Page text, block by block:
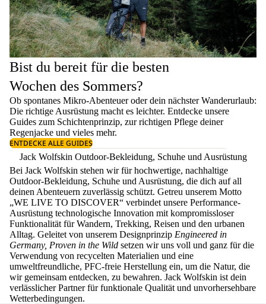
Bist du bereit für die besten
Wochen des Sommers?
Ob spontanes Mikro-Abenteuer oder dein nächster Wanderurlaub:
Die richtige Ausrüstung macht es leichter. Entdecke unsere
Guides zum Schichtenprinzip, zur richtigen Pflege deiner
Regenjacke und vieles mehr.
ENTDECKE ALLE GUIDES
Jack Wolfskin Outdoor-Bekleidung, Schuhe und Ausrüstung
Bei Jack Wolfskin stehen wir für hochwertige, nachhaltige
Outdoor-Bekleidung, Schuhe und Ausrüstung, die dich auf all
deinen Abenteuern zuverlässig schützt. Getreu unserem Motto
„WE LIVE TO DISCOVER“ verbindet unsere Performance-
Ausrüstung technologische Innovation mit kompromissloser
Funktionalität für Wandern, Trekking, Reisen und den urbanen
Alltag. Geleitet von unserem Designprinzip Engineered in
Germany, Proven in the Wild setzen wir uns voll und ganz für die
Verwendung von recycelten Materialien und eine
umweltfreundliche, PFC-freie Herstellung ein, um die Natur, die
wir gemeinsam entdecken, zu bewahren. Jack Wolfskin ist dein
verlässlicher Partner für funktionale Qualität und unvorhersehbare
Wetterbedingungen.